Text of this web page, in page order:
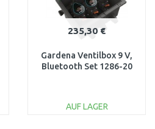
235,30 €
Gardena Ventilbox 9 V,
Bluetooth Set 1286-20
AUF LAGER